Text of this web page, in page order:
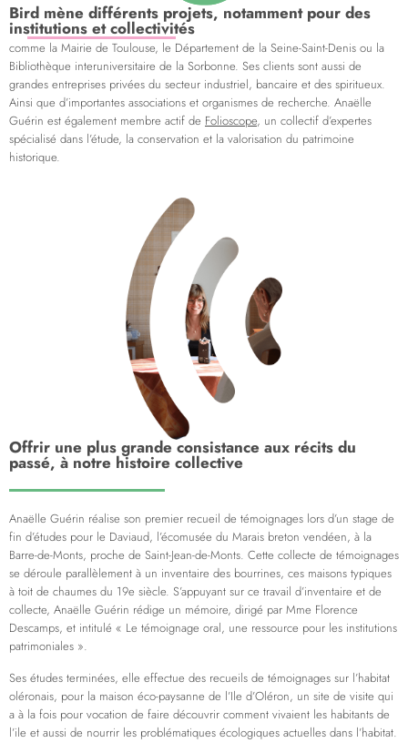
Bird mène différents projets, notamment pour des
institutions et collectivités
comme la Mairie de Toulouse, le Département de la Seine-Saint-Denis ou la
Bibliothèque interuniversitaire de la Sorbonne. Ses clients sont aussi de
grandes entreprises privées du secteur industriel, bancaire et des spiritueux.
Ainsi que d’importantes associations et organismes de recherche. Anaëlle
Guérin est également membre actif de Folioscope, un collectif d’expertes
spécialisé dans l’étude, la conservation et la valorisation du patrimoine
historique.
Offrir une plus grande consistance aux récits du
passé, à notre histoire collective
Anaëlle Guérin réalise son premier recueil de témoignages lors d’un stage de
fin d’études pour le Daviaud, l’écomusée du Marais breton vendéen, à la
Barre-de-Monts, proche de Saint-Jean-de-Monts. Cette collecte de témoignages
se déroule parallèlement à un inventaire des bourrines, ces maisons typiques
à toit de chaumes du 19e siècle. S’appuyant sur ce travail d’inventaire et de
collecte, Anaëlle Guérin rédige un mémoire, dirigé par Mme Florence
Descamps, et intitulé « Le témoignage oral, une ressource pour les institutions
patrimoniales ».
Ses études terminées, elle effectue des recueils de témoignages sur l’habitat
oléronais, pour la maison éco-paysanne de l’Ile d’Oléron, un site de visite qui
a à la fois pour vocation de faire découvrir comment vivaient les habitants de
l’ile et aussi de nourrir les problématiques écologiques actuelles dans l’habitat.